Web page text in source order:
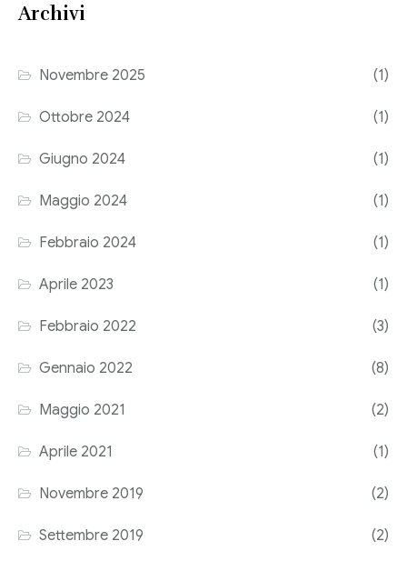
Riviste
Archivi
Novembre 2025 (1)
Ottobre 2024 (1)
Giugno 2024 (1)
Maggio 2024 (1)
Febbraio 2024 (1)
Aprile 2023 (1)
Febbraio 2022 (3)
Gennaio 2022 (8)
Maggio 2021 (2)
Aprile 2021 (1)
Novembre 2019 (2)
Settembre 2019 (2)